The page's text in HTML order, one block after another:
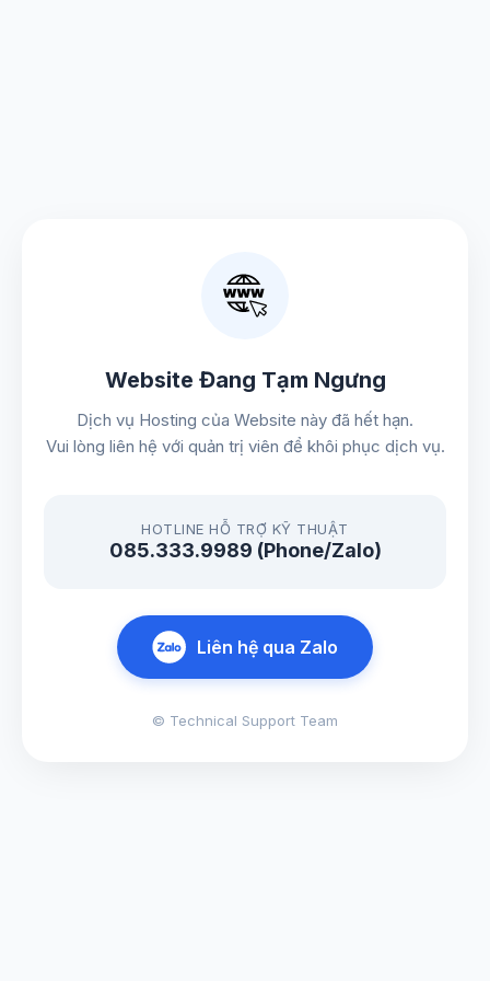
Website Đang Tạm Ngưng
Dịch vụ Hosting của Website này đã hết hạn.
Vui lòng liên hệ với quản trị viên để khôi phục dịch vụ.
HOTLINE HỖ TRỢ KỸ THUẬT
085.333.9989 (Phone/Zalo)
Liên hệ qua Zalo
© Technical Support Team